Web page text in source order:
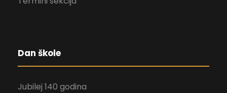
Dan škole
Jubilej 140 godina